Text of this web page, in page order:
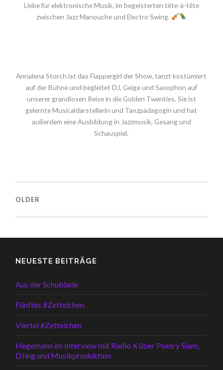
Liebe für elektronische Musik, im begeisterten tête-à-tête
zwischen Jazz Manouche und Electro Swing.
Annalena Storch ist das Flappergirl der Show, tanzt kostümiert
auf der Bühne und begleitet DJ, Geige und Saxophon auf
unserer grandiosen Reise in die Golden Twenties. Sie ist
gelernte Musicaldarstellerin und Tanzpädagogin und hat
außerdem eine Ausbildung in Jazzmusik, Gesang und
Schauspiel.
OLDER
NEUESTE BEITRÄGE
Aus der Schublade
Fünftes #Zettelchen
Viertel #Zettelchen
Hegemann im Interview mit Radio X über Poetry Slam,
DJing und Musikproduktion